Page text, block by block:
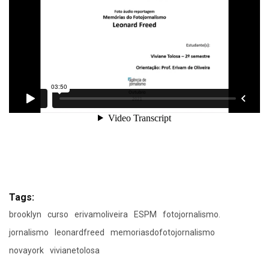
Tags:
brooklyn curso erivamoliveira ESPM
fotojornalismo.
jornalismo
leonardfreed
memoriasdofotojornalismo
novayork
vivianetolosa